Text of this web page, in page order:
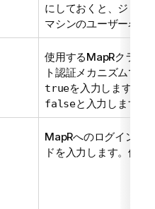
にしておくと、ジョブ
マシンのユーザー名が
使用するMapRクラス
ト認証メカニズムで保
trueを入力します。
falseと入力します。
MapRへのログインに
ドを入力します。例: